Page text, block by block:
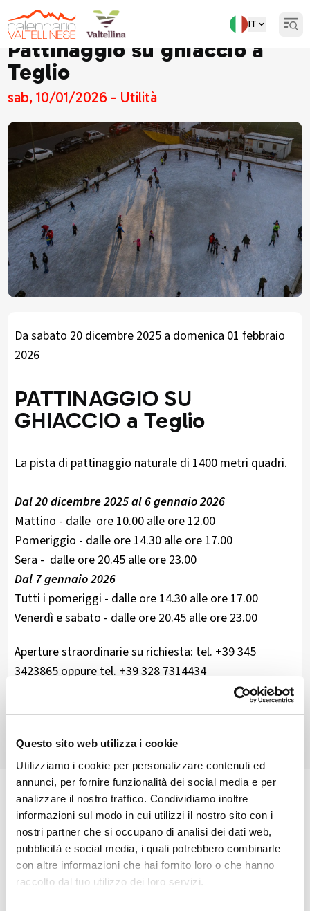
Questo sito web utilizza i cookie
Utilizziamo i cookie per personalizzare contenuti ed
annunci, per fornire funzionalità dei social media e per
analizzare il nostro traffico. Condividiamo inoltre
informazioni sul modo in cui utilizzi il nostro sito con i
nostri partner che si occupano di analisi dei dati web,
pubblicità e social media, i quali potrebbero combinarle
con altre informazioni che hai fornito loro o che hanno
raccolto dal tuo utilizzo dei loro servizi.
IT
Pattinaggio su ghiaccio a
Teglio
sab, 10/01/2026 - Utilità
Da sabato 20 dicembre 2025 a domenica 01 febbraio
2026
PATTINAGGIO SU
GHIACCIO a Teglio
La pista di pattinaggio naturale di 1400 metri quadri.
Dal 20 dicembre 2025 al 6 gennaio 2026
Mattino - dalle ore 10.00 alle ore 12.00
Pomeriggio - dalle ore 14.30 alle ore 17.00
Sera - dalle ore 20.45 alle ore 23.00
Dal 7 gennaio 2026
Tutti i pomeriggi - dalle ore 14.30 alle ore 17.00
Venerdì e sabato - dalle ore 20.45 alle ore 23.00
Aperture straordinarie su richiesta: tel. +39 345
3423865 oppure tel. +39 328 7314434
Teglio Consorzio Turistico Media Valtellina Utilità